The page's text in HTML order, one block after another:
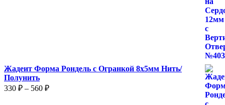
Жадеит Форма Рондель с Огранкой 8х5мм Нить/
Полунить
330 ₽ – 560 ₽Диапазон